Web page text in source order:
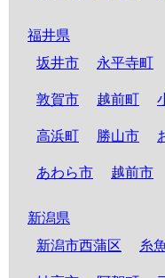
福井県
坂井市
永平寺町
敦賀市 越前町
高浜町 勝山市
あわら市 越前市
新潟県
新潟市西蒲区
糸